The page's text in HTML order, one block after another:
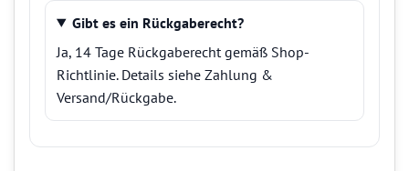
Gibt es ein Rückgaberecht?
Ja, 14 Tage Rückgaberecht gemäß Shop-
Richtlinie. Details siehe Zahlung &
Versand/Rückgabe.